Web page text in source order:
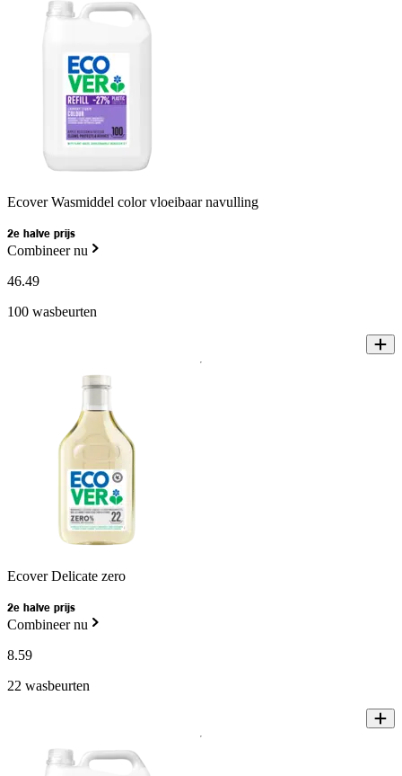
Ecover Wasmiddel color vloeibaar navulling
2e halve prijs
Combineer nu
46.49
100 wasbeurten
Ecover Delicate zero
2e halve prijs
Combineer nu
8.59
22 wasbeurten